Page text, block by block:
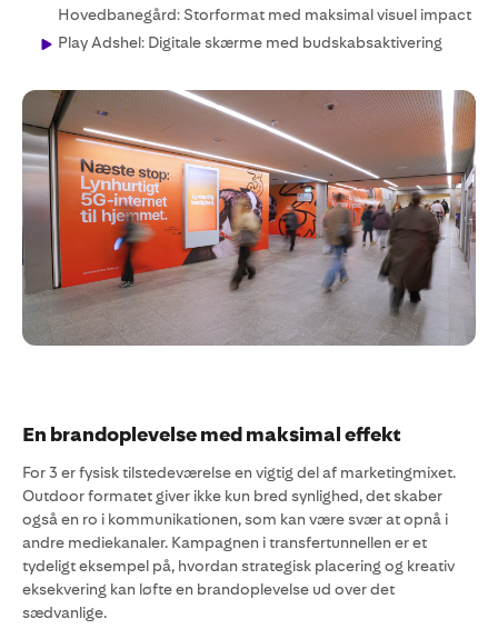
Hovedbanegård: Storformat med maksimal visuel impact
Play Adshel: Digitale skærme med budskabsaktivering
En brandoplevelse med maksimal effekt
For 3 er fysisk tilstedeværelse en vigtig del af marketingmixet.
Outdoor formatet giver ikke kun bred synlighed, det skaber
også en ro i kommunikationen, som kan være svær at opnå i
andre mediekanaler. Kampagnen i transfertunnellen er et
tydeligt eksempel på, hvordan strategisk placering og kreativ
eksekvering kan løfte en brandoplevelse ud over det
sædvanlige.